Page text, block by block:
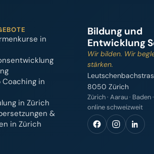
in
in
in Zürich
&
in Zürich
Bildung und
Entwicklung
Wir bilden. Wir
stärken.
8050 Zürich
Zürich · Aarau · Baden
online schweizweit